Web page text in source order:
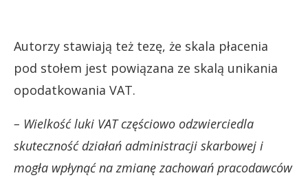
Autorzy stawiają też tezę, że skala płacenia
pod stołem jest powiązana ze skalą unikania
opodatkowania VAT.
– Wielkość luki VAT częściowo odzwierciedla
skuteczność działań administracji skarbowej i
mogła wpłynąć na zmianę zachowań pracodawców